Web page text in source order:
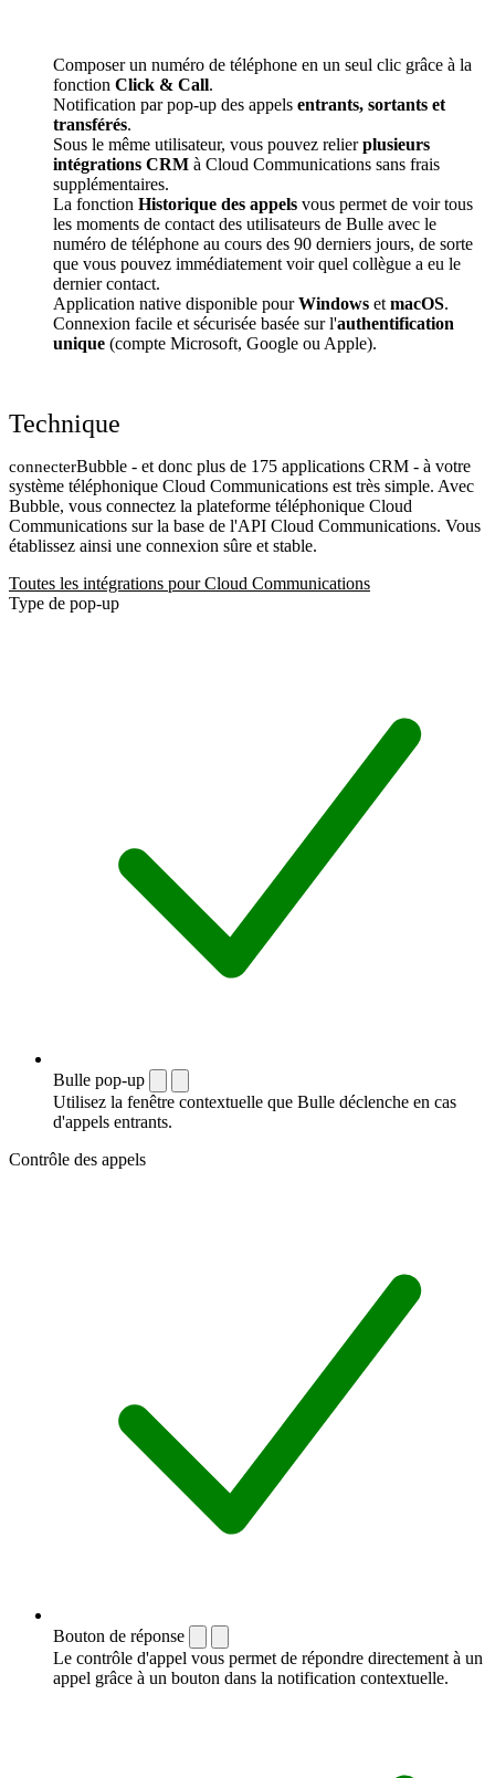
Composer un numéro de téléphone en un seul clic grâce à la
fonction Click & Call.
Notification par pop-up des appels entrants, sortants et
transférés.
Sous le même utilisateur, vous pouvez relierplusieurs
intégrations CRM à Cloud Communications sans frais
supplémentaires.
La fonction Historique des appels vous permet de voir tous
les moments de contact des utilisateurs de Bulle avec le
numéro de téléphone au cours des 90 derniers jours, de sorte
que vous pouvez immédiatement voir quel collègue a eu le
dernier contact.
Application native disponible pourWindows et macOS.
Connexion facile et sécurisée basée sur l'authentification
unique (compte Microsoft, Google ou Apple).
Technique
connecterBubble - et donc plus de 175 applications CRM - à votre
système téléphonique Cloud Communications est très simple. Avec
Bubble, vous connectez la plateforme téléphonique Cloud
Communications sur la base de l'API Cloud Communications. Vous
établissez ainsi une connexion sûre et stable.
Toutes les intégrations pour Cloud Communications
Type de pop-up
Bulle pop-up
Utilisez la fenêtre contextuelle que Bulle déclenche en cas
d'appels entrants.
Contrôle des appels
Bouton de réponse
Le contrôle d'appel vous permet de répondre directement à un
appel grâce à un bouton dans la notification contextuelle.